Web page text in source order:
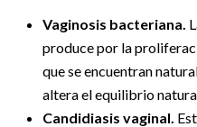
Vaginosis bacteriana.
produce por la
que se encuentran
altera el equilibrio
Candidiasis vaginal.